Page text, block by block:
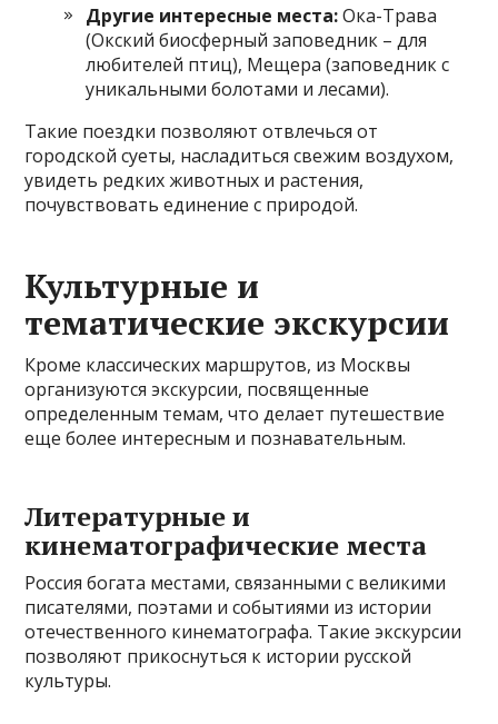
Другие интересные места:Ока-Трава
(Окский биосферный заповедник – для
любителей птиц), Мещера (заповедник с
уникальными болотами и лесами).
Такие поездки позволяют отвлечься от
городской суеты, насладиться свежим воздухом,
увидеть редких животных и растения,
почувствовать единение с природой.
Культурные и
тематические экскурсии
Кроме классических маршрутов, из Москвы
организуются экскурсии, посвященные
определенным темам, что делает путешествие
еще более интересным и познавательным.
Литературные и
кинематографические места
Россия богата местами, связанными с великими
писателями, поэтами и событиями из истории
отечественного кинематографа. Такие экскурсии
позволяют прикоснуться к истории русской
культуры.